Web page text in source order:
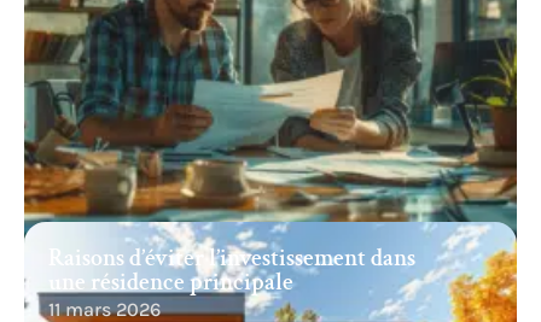
Raisons d’éviter l’investissement dans
une résidence principale
11 mars 2026